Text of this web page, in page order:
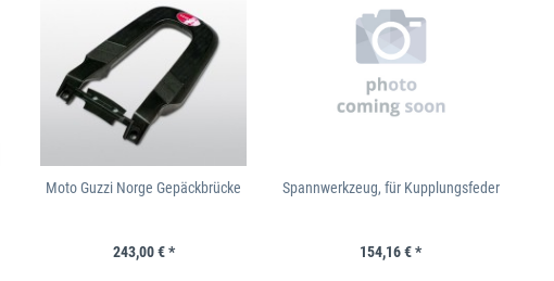
Moto Guzzi Norge Gepäckbrücke
243,00 € *
Spannwerkzeug, für Kupplungsfeder
154,16 € *